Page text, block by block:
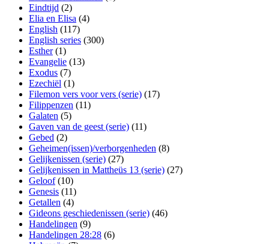
Eindtijd (2)
Elia en Elisa (4)
English (117)
English series (300)
Esther(1)
Evangelie (13)
Exodus (7)
Ezechiël (1)
Filemon vers voor vers (serie) (17)
Filippenzen (11)
Galaten (5)
Gaven van de geest (serie) (11)
Gebed (2)
Geheimen(issen)/verborgenheden (8)
Gelijkenissen (serie) (27)
Gelijkenissen in Mattheüs 13 (serie) (27)
Geloof(10)
Genesis (11)
Getallen (4)
Gideons geschiedenissen (serie) (46)
Handelingen (9)
Handelingen 28:28 (6)